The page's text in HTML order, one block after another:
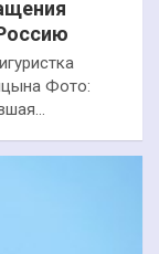
Фото: